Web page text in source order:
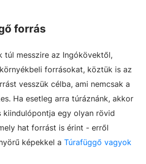
forrás
túl messzire az Ingókövektől,
forrásokat, köztük is az
vesszük célba, ami nemcsak a
Ha esetleg arra túráznánk, akkor
kiindulópontja egy olyan rövid
hat forrást is érint - erről
képekkel a Túrafüggő vagyok